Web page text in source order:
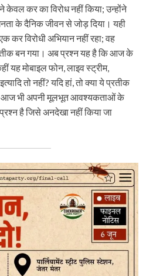
केवल कर का विरोध नहीं किया; उन्होंने
के दैनिक जीवन से जोड़ दिया। यही
कर विरोधी अभियान नहीं रहा; वह
बन गया। अब प्रश्न यह है कि आज के
यह मोबाइल फोन, लाइव स्ट्रीम,
तो नहीं? यदि हां, तो क्या ये प्रतीक
आज भी अपनी मूलभूत आवश्यकताओं के
है जिसे अनदेखा नहीं किया जा